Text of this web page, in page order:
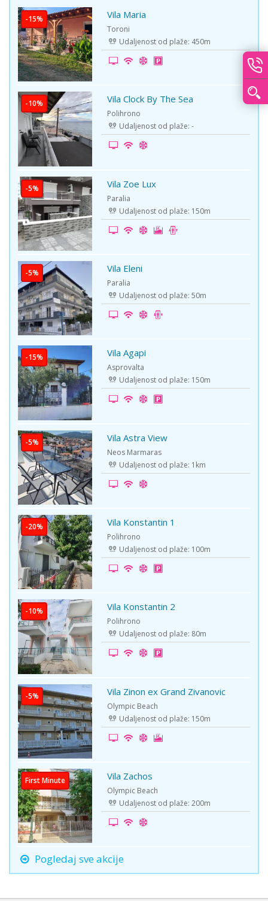
-15% Vila Maria
Toroni
Udaljenost od plaže: 450m
-10% Vila Clock By The Sea
Polihrono
Udaljenost od plaže: -
-5% Vila Zoe Lux
Paralia
Udaljenost od plaže: 150m
-5% Vila Eleni
Paralia
Udaljenost od plaže: 50m
-15% Vila Agapi
Asprovalta
Udaljenost od plaže: 150m
-5% Vila Astra View
Neos Marmaras
Udaljenost od plaže: 1km
-20% Vila Konstantin 1
Polihrono
Udaljenost od plaže: 100m
-10% Vila Konstantin 2
Polihrono
Udaljenost od plaže: 80m
-5% Vila Zinon ex Grand Zivanovic
Olympic Beach
Udaljenost od plaže: 150m
First Minute Vila Zachos
Olympic Beach
Udaljenost od plaže: 200m
Pogledaj sve akcije